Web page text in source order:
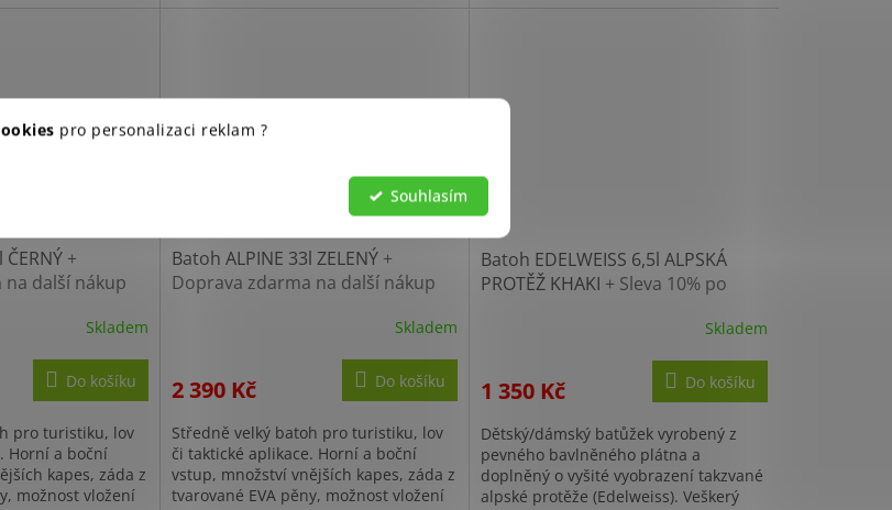
pro personalizaci reklam ?
Souhlasím
+
další nákup
Skladem
Do košíku
pro turistiku, lov
Horní a boční
kapes, záda z
možnost vložení
Batoh ALPINE 33l ZELENÝ +
Doprava zdarma na další nákup
Skladem
2 390 Kč Do košíku
Středně velký batoh pro turistiku, lov
či taktické aplikace. Horní a boční
vstup, množství vnějších kapes, záda z
tvarované EVA pěny, možnost vložení
Batoh EDELWEISS 6,5l ALPSKÁ
PROTĚŽ KHAKI + Sleva 10% po
Skladem
1 350 Kč Do košíku
Dětský/dámský batůžek vyrobený z
pevného bavlněného plátna a
doplněný o vyšité vyobrazení takzvané
alpské protěže (Edelweiss). Veškerý